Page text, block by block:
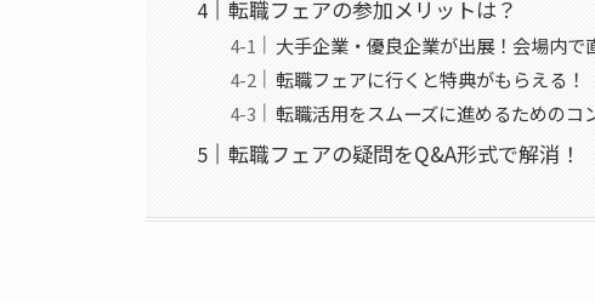
転職フェアの参加メリットは？
大手企業・優良企業が出展！会場内で
転職フェアに行くと特典がもらえる！
転職活用をスムーズに進めるためのコ
転職フェアの疑問をQ&A形式で解消！